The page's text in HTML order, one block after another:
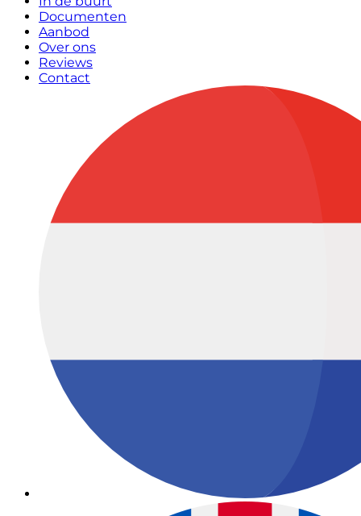
Documenten
Aanbod
Over ons
Reviews
Contact